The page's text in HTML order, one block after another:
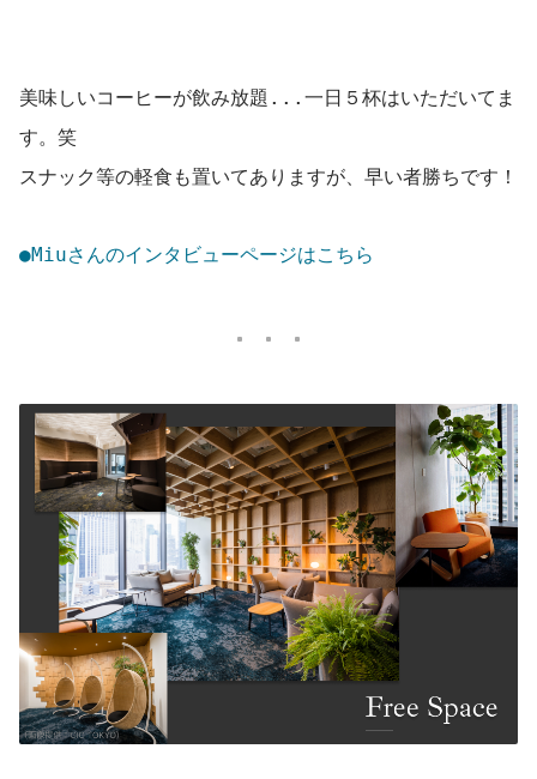
美味しいコーヒーが飲み放題...一日５杯はいただいてま
す。笑
スナック等の軽食も置いてありますが、早い者勝ちです！
●Miuさんのインタビューページはこちら